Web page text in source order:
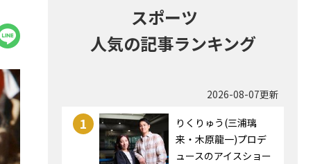
スポーツ
人気の記事ランキング
2026-08-07更新
1
りくりゅう(三浦璃
来・木原龍一)プロデ
ュースのアイスショー